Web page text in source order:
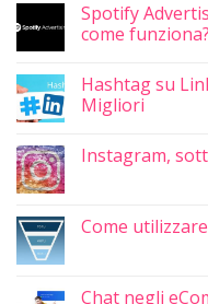
Spotify
come funziona?
Hashtag su
Migliori
Instagram,
Come
Chat negli